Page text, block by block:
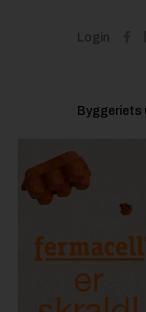
Login
Byggeriets